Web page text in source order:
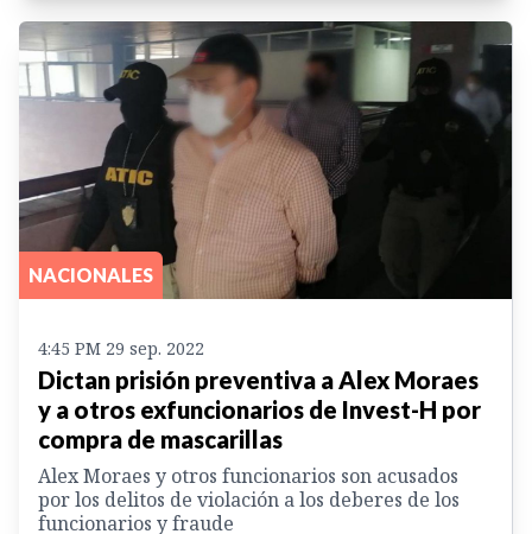
NACIONALES
4:45 PM 29 sep. 2022
Dictan prisión preventiva a Alex Moraes
y a otros exfuncionarios de Invest-H por
compra de mascarillas
Alex Moraes y otros funcionarios son acusados
por los delitos de violación a los deberes de los
funcionarios y fraude